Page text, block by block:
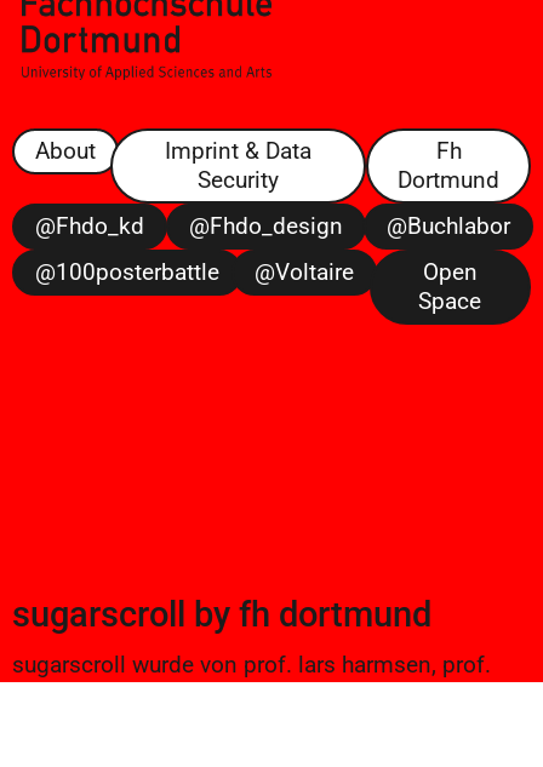
About
Imprint & Data
Security
Fh
Dortmund
@fhdo_kd
@fhdo_design
@buchlabor
@100posterbattle
@voltaire
Open
Space
sugarscroll by fh dortmund
sugarscroll wurde von prof. lars harmsen, prof.